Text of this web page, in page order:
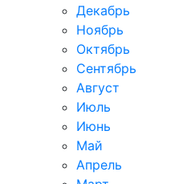
Декабрь
Ноябрь
Октябрь
Сентябрь
Август
Июль
Июнь
Май
Апрель